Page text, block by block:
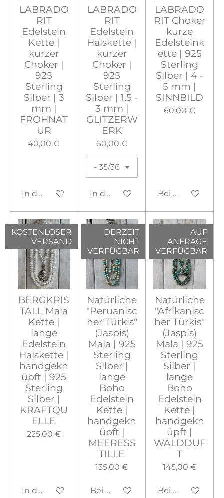
LABRADO
RIT
Edelstein
Kette |
kurzer
Choker |
925
Sterling
Silber | 3
mm |
FROHNAT
UR
40,00 €
In den Warenkorb
LABRADO
RIT
Edelstein
Halskette |
kurzer
Choker |
925
Sterling
Silber | 1,5 -
3 mm |
GLITZERW
ERK
60,00 €
In den Warenkorb
LABRADO
RIT Choker
kurze
Edelsteink
ette | 925
Sterling
Silber | 4 -
5 mm |
SINNBILD
60,00 €
Bei
KOSTENLOSER
VERSAND
BERGKRIS
TALL Mala
Kette |
lange
Edelstein
Halskette |
handgekn
üpft | 925
Sterling
Silber |
KRAFTQU
ELLE
225,00 €
In den Warenkorb
DERZEIT
NICHT
VERFÜGBAR
Natürliche
"Peruanisc
her Türkis"
(Jaspis)
Mala | 925
Sterling
Silber |
lange
Boho
Edelstein
Kette |
handgekn
üpft |
MEERESS
TILLE
135,00 €
Bei Verfügbarkeit
AUF
ANFRAGE
VERFÜGBAR
Natürliche
"Afrikanisc
her Türkis"
(Jaspis)
Mala | 925
Sterling
Silber |
lange
Boho
Edelstein
Kette |
handgekn
üpft |
WALDDUF
T
145,00 €
Bei